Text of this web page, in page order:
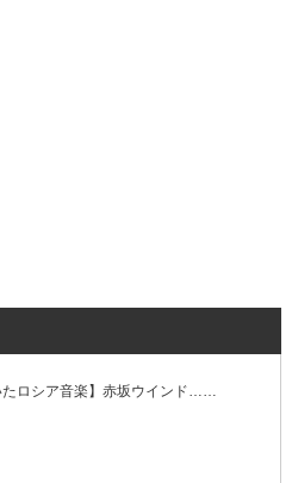
たロシア音楽】赤坂ウインド……